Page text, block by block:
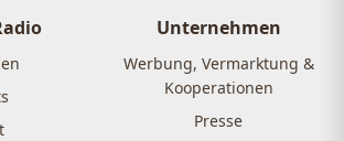
Unternehmen
Werbung, Vermarktung &
Kooperationen
Presse